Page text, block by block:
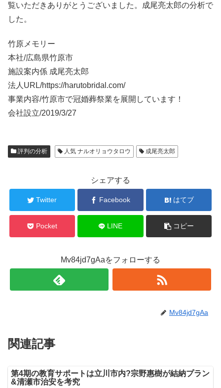
覧いただきありがとうございました。成尾亮太郎の分析で
した。
竹原メモリー
本社/広島県竹原市
施設案内係 成尾亮太郎
法人URL/https://harutobridal.com/
事業内容/竹原市で冠婚葬祭業を展開しています！
会社設立/2019/3/27
評判の分析 人気 ナルオリョウタロウ 成尾亮太郎
シェアする
Twitter Facebook はてブ
Pocket LINE コピー
Mv84jd7gAaをフォローする
Mv84jd7gAa
関連記事
第4期の教育サポートは立川市内?宗野惠樹が結納プラン
&清瀬市治安を考究